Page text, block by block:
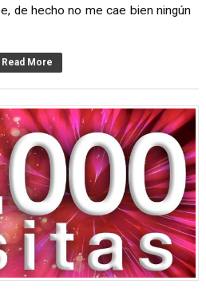
de hecho no me cae bien ningún
Read More